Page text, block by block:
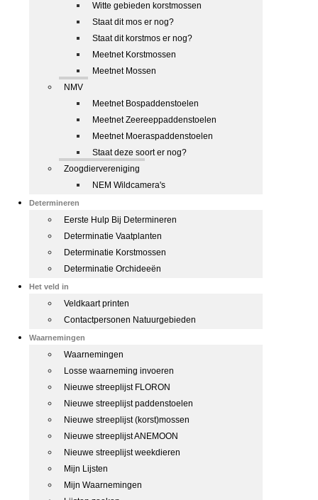
Witte gebieden korstmossen
Staat dit mos er nog?
Staat dit korstmos er nog?
Meetnet Korstmossen
Meetnet Mossen
NMV
Meetnet Bospaddenstoelen
Meetnet Zeereeppaddenstoelen
Meetnet Moeraspaddenstoelen
Staat deze soort er nog?
Zoogdiervereniging
NEM Wildcamera's
Determineren
Eerste Hulp Bij Determineren
Determinatie Vaatplanten
Determinatie Korstmossen
Determinatie Orchideeën
Het veld in
Veldkaart printen
Contactpersonen Natuurgebieden
Waarnemingen
Waarnemingen
Losse waarneming invoeren
Nieuwe streeplijst FLORON
Nieuwe streeplijst paddenstoelen
Nieuwe streeplijst (korst)mossen
Nieuwe streeplijst ANEMOON
Nieuwe streeplijst weekdieren
Mijn Lijsten
Mijn Waarnemingen